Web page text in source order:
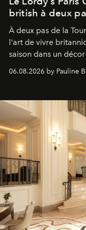
british à deux
À deux pas de la
l'art de vivre
saison dans un
06.08.2026 by Pauline